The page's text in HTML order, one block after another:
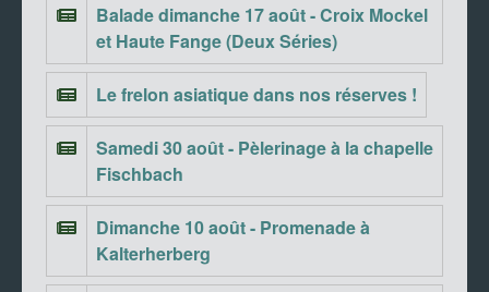
Balade dimanche 17 août - Croix Mockel
et Haute Fange (Deux Séries)
Le frelon asiatique dans nos réserves !
Samedi 30 août - Pèlerinage à la chapelle
Fischbach
Dimanche 10 août - Promenade à
Kalterherberg